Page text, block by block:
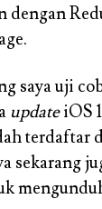
dengan
saya uji
updateiOS
terdaftar
sekarang